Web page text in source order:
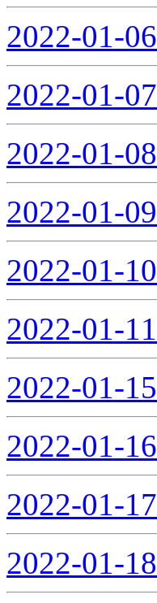
2022-01-06
2022-01-07
2022-01-08
2022-01-09
2022-01-10
2022-01-11
2022-01-15
2022-01-16
2022-01-17
2022-01-18